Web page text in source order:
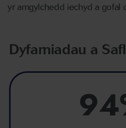
yr amgylchedd iechyd a gofal
Dyfarniadau a